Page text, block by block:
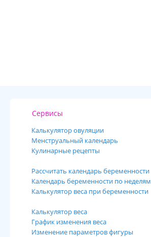
Сервисы
Калькулятор овуляции
Менструальный календарь
Кулинарные рецепты
Рассчитать календарь беременности
Календарь беременности по неделям
Калькулятор веса при беременности
Калькулятор веса
График изменения веса
Изменение параметров фигуры